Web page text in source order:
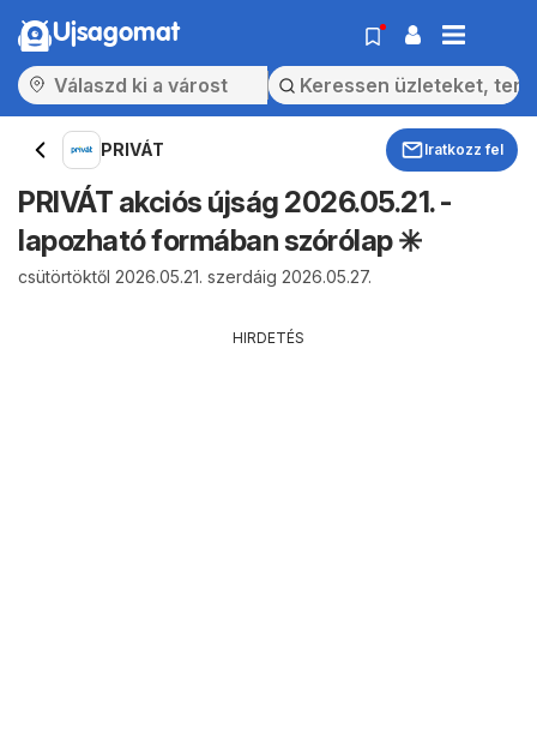
Ujsagomat
PRIVÁT Iratkozz fel
PRIVÁT akciós újság 2026.05.21. -
lapozható formában szórólap ✳️
csütörtöktől 2026.05.21. szerdáig 2026.05.27.
HIRDETÉS